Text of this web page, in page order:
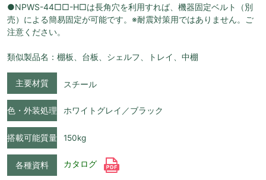
●NPWS-44□□-H□は長角穴を利用すれば、機器固定ベルト（別
売）による簡易固定が可能です。※耐震対策用ではありません。ご
注意ください。
類似製品名：棚板、台板、シェルフ、トレイ、中棚
主要材質 スチール
色・外装処理 ホワイトグレイ／ブラック
搭載可能質量 150kg
各種資料 カタログ